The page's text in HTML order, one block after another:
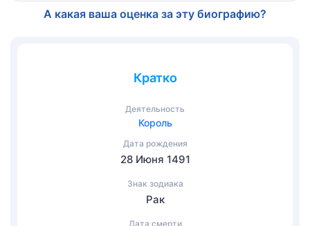
А какая ваша оценка за эту биографию?
Кратко
Деятельность
Король
Дата рождения
28 Июня 1491
Знак зодиака
Рак
Дата смерти